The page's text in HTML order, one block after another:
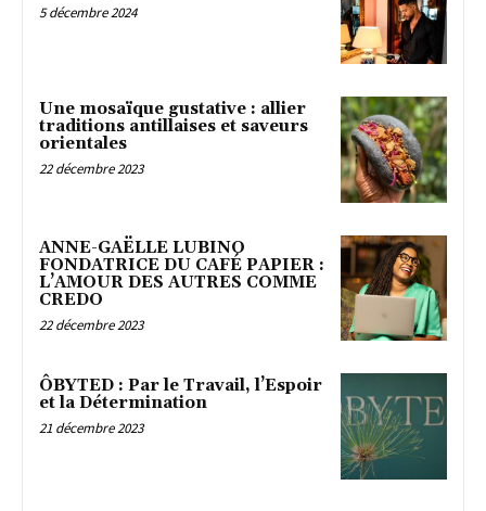
5 décembre 2024
Une mosaïque gustative : allier
traditions antillaises et saveurs
orientales
22 décembre 2023
ANNE-GAËLLE LUBINO
FONDATRICE DU CAFÉ PAPIER :
L’AMOUR DES AUTRES COMME
CREDO
22 décembre 2023
ÔBYTED : Par le Travail, l’Espoir
et la Détermination
21 décembre 2023